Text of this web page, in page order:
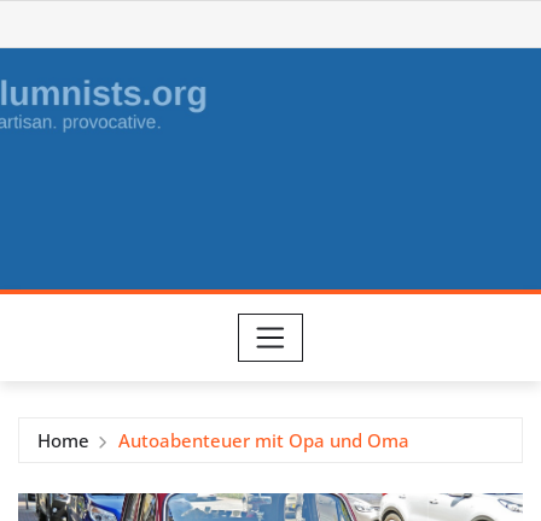
to
content
Home Autoabenteuer mit Opa und Oma